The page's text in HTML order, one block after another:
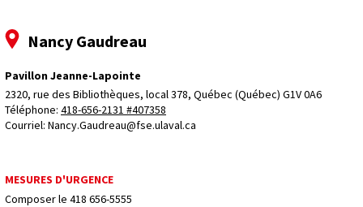
Nancy Gaudreau
Pavillon Jeanne-Lapointe
2320, rue des Bibliothèques, local 378, Québec (Québec) G1V 0A6
Téléphone: 418-656-2131 #407358
Courriel: Nancy.Gaudreau@fse.ulaval.ca
MESURES D'URGENCE
Composer le 418 656-5555